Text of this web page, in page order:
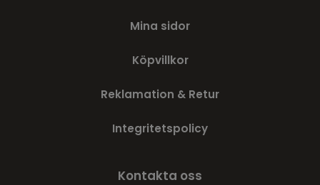
Mina sidor
Köpvillkor
Reklamation & Retur
Integritetspolicy
Kontakta oss